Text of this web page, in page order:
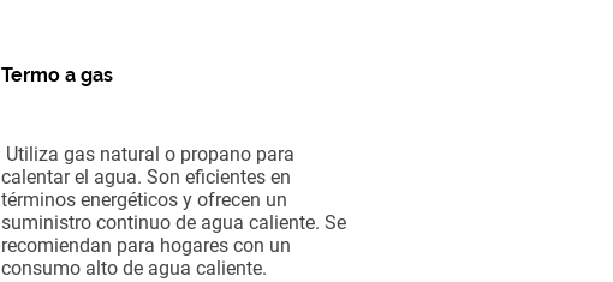
Termo a gas
Utiliza gas natural o propano para
calentar el agua. Son eficientes en
términos energéticos y ofrecen un
suministro continuo de agua caliente. Se
recomiendan para hogares con un
consumo alto de agua caliente.